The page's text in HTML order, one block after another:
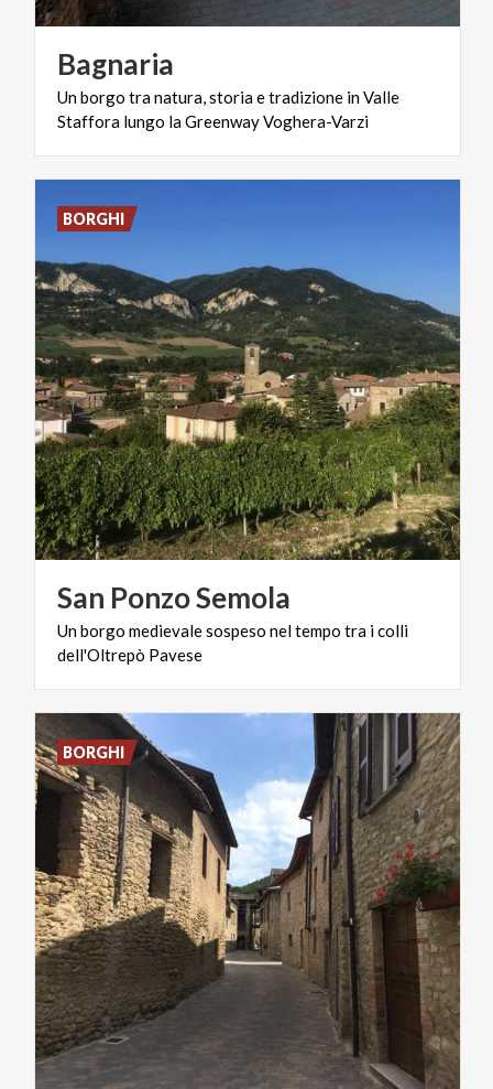
Bagnaria
Unborgo tranatura,storiaetradizione inValle
Staffora lungo laGreenwayVoghera-Varzi
San PonzoSemola
Unborgo medievalesospeso neltempo tra icolli
dell'Oltrepò Pavese
BORGHI
BORGHI